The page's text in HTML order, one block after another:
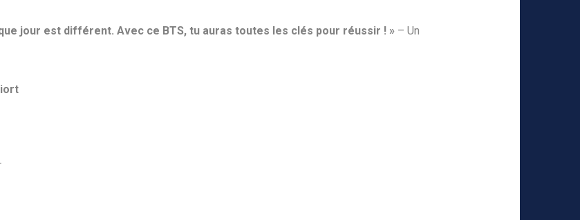
jour est différent. Avec ce BTS, tu auras toutes les clés pour réussir ! »– Un